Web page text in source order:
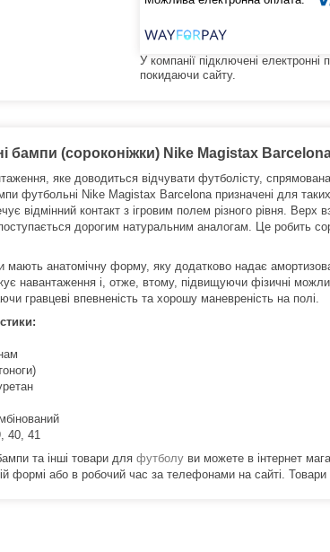
У компанії підключені
покидаючи сайту.
бампи (сороконіжки) Nike Magistax
яке доводиться відчувати футболісту,
футбольні Nike Magistax Barcelona призначені для таких
відмінний контакт з ігровим полем різного рівня.
Верх
дорогим натуральним аналогам.
Це робить
мають анатомічну форму, яку додатково надає
навантаження і, отже, втому, підвищуючи фізичні
гравцеві впевненість та хорошу маневреність на полі.
40, 41
та інші товари для футболу ви можете в інтернет
формі або в робочий час за телефонами на сайті. Товари